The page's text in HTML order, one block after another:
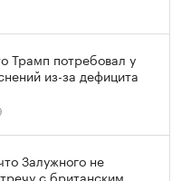
Трамп потребовал у
из-за дефицита
Залужного не
с британским